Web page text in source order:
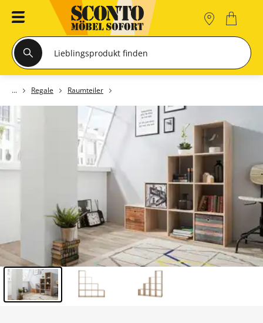
Regale Raumteiler